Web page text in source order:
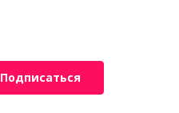
Подписаться